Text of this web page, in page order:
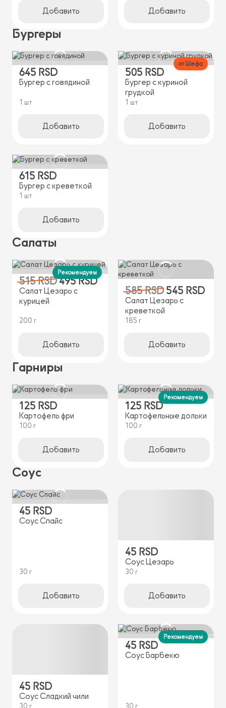
Добавить Добавить
Бургеры
645 RSD
Бургер с говядиной
1 шт
Добавить
505 RSD
Бургер с куриной
грудкой
1 шт
Добавить
от Шефа
615 RSD
Бургер с креветкой
1 шт
Добавить
Салаты
515 RSD495 RSD
Салат Цезарь с
курицей
200 г
Добавить
Рекомендуем
585 RSD 545 RSD
Салат Цезарь с
креветкой
185 г
Добавить
Гарниры
125 RSD
Картофель фри
100 г
Добавить
125 RSD
Картофельные дольки
100 г
Добавить
Рекомендуем
Соус
45 RSD
Соус Спайс
30 г
Добавить
45 RSD
Соус Цезарь
30 г
Добавить
45 RSD
Соус Сладкий чили
30 г
45 RSD
Соус Барбекю
30 г
Рекомендуем